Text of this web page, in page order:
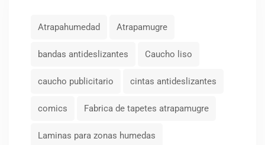
Atrapahumedad Atrapamugre
bandas antideslizantes Caucho liso
caucho publicitario cintas antideslizantes
comics Fabrica de tapetes atrapamugre
Laminas para zonas humedas